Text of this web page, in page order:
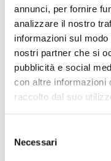
annunci, per fornire
analizzare il nostro
informazioni sul
nostri partner che si
pubblicità e social
con altre informazioni
raccolto dal suo
delNecessari